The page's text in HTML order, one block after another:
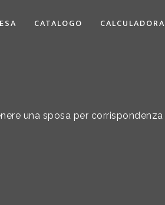
CATALOGO CALCULADORA
una sposa per corrispondenza